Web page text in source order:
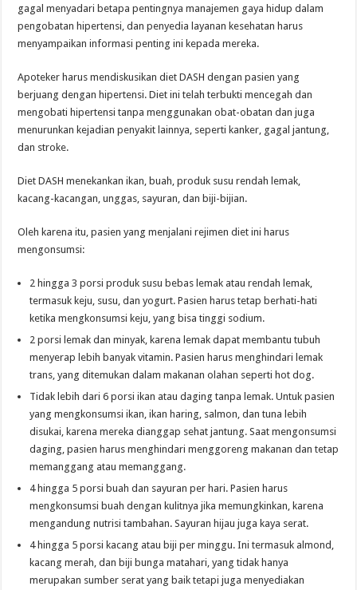
gagal menyadari betapa pentingnya manajemen gaya hidup dalam
pengobatan hipertensi, dan penyedia layanan kesehatan harus
menyampaikan informasi penting ini kepada mereka.
Apoteker harus mendiskusikan diet DASH dengan pasien yang
berjuang dengan hipertensi. Diet ini telah terbukti mencegah dan
mengobati hipertensi tanpa menggunakan obat-obatan dan juga
menurunkan kejadian penyakit lainnya, seperti kanker, gagal jantung,
dan stroke.
Diet DASH menekankan ikan, buah, produk susu rendah lemak,
kacang-kacangan, unggas, sayuran, dan biji-bijian.
Oleh karena itu, pasien yang menjalani rejimen diet ini harus
mengonsumsi:
2 hingga 3 porsi produk susu bebas lemak atau rendah lemak,
termasuk keju, susu, dan yogurt. Pasien harus tetap berhati-hati
ketika mengkonsumsi keju, yang bisa tinggi sodium.
2 porsi lemak dan minyak, karena lemak dapat membantu tubuh
menyerap lebih banyak vitamin. Pasien harus menghindari lemak
trans, yang ditemukan dalam makanan olahan seperti hot dog.
Tidak lebih dari 6 porsi ikan atau daging tanpa lemak. Untuk pasien
yang mengkonsumsi ikan, ikan haring, salmon, dan tuna lebih
disukai, karena mereka dianggap sehat jantung. Saat mengonsumsi
daging, pasien harus menghindari menggoreng makanan dan tetap
memanggang atau memanggang.
4 hingga 5 porsi buah dan sayuran per hari. Pasien harus
mengkonsumsi buah dengan kulitnya jika memungkinkan, karena
mengandung nutrisi tambahan. Sayuran hijau juga kaya serat.
4 hingga 5 porsi kacang atau biji per minggu. Ini termasuk almond,
kacang merah, dan biji bunga matahari, yang tidak hanya
merupakan sumber serat yang baik tetapi juga menyediakan